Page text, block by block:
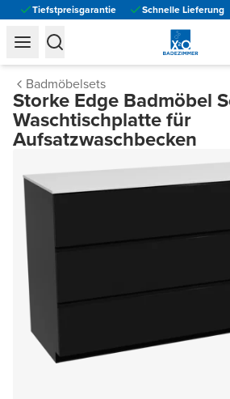
Tiefstpreisgarantie Schnelle Lieferung
general.navigation.toggle_menu.label
Badmöbelsets
Storke Edge Badmöbel
Waschtischplatte für
Aufsatzwaschbecken